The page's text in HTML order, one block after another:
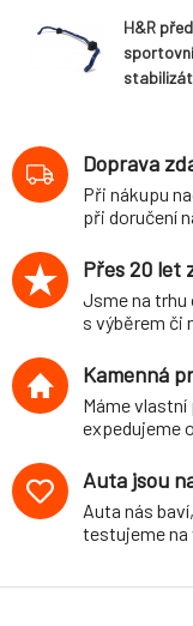
H&R
sportovní
Roadster
Quattro,
r.v.
27 mm
Doprava
Při nákupu
při doručení
Přes 20 let
Jsme na trhu
s výběrem či
Kamenná
Máme
expedujeme
Auta jsou
Auta nás
testujeme na